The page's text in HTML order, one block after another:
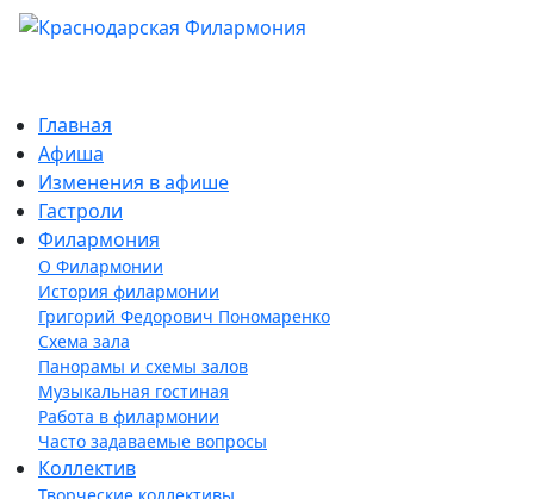
Главная
Афиша
Изменения в афише
Гастроли
Филармония
О Филармонии
История филармонии
Григорий Федорович Пономаренко
Схема зала
Панорамы и схемы залов
Музыкальная гостиная
Работа в филармонии
Часто задаваемые вопросы
Коллектив